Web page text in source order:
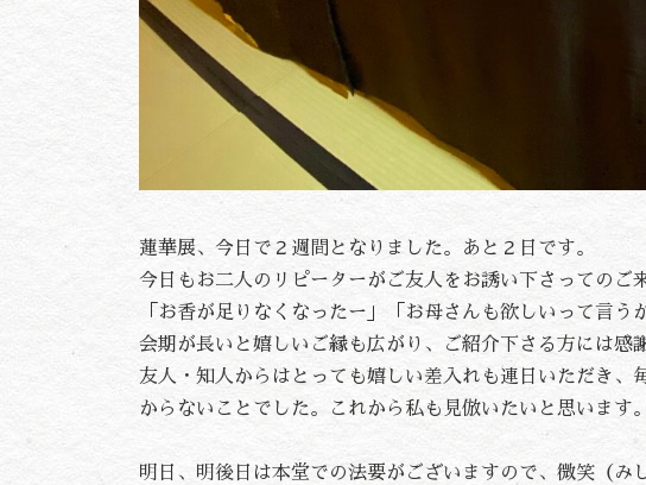
蓮華展、今日で２週間となりました。あと２日です。
今日もお二人のリピーターがご友人をお誘い下さってのご
「お香が足りなくなったー」「お母さんも欲しいって言う
会期が長いと嬉しいご縁も広がり、ご紹介下さる方には感
友人・知人からはとっても嬉しい差入れも連日いただき、
からないことでした。これから私も見倣いたいと思います。
明日、明後日は本堂での法要がございますので、微笑（み